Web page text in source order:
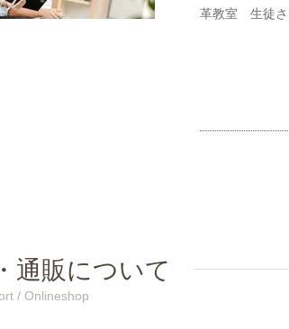
通販について
/ Onlineshop